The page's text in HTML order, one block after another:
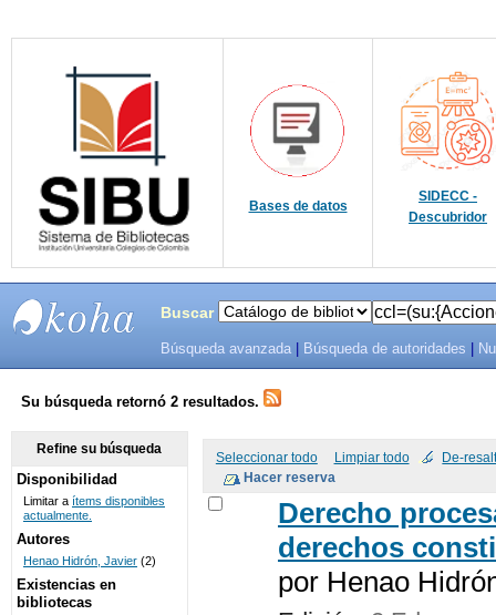
Bases de datos
SIDECC -
Descubridor
SISTEMAS
DE
BIBLIOTECAS
UNICOC
Buscar
Búsqueda avanzada Búsqueda de autoridades
Su búsqueda retornó 2 resultados.
Seleccionar todo Limpiar todo De-
Derecho
derechos
por Henao
Refine su búsqueda
Disponibilidad
Limitar a ítems disponibles
actualmente.
Autores
Henao Hidrón, Javier (2)
Existencias en
bibliotecas